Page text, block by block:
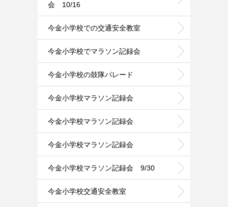
会 10/16
今金小学校での交通安全教室
今金小学校でマラソン記録会
今金小学校の鼓隊パレード
今金小学校マラソン記録会
今金小学校マラソン記録会
今金小学校マラソン記録会
今金小学校マラソン記録会 9/30
今金小学校交通安全教室